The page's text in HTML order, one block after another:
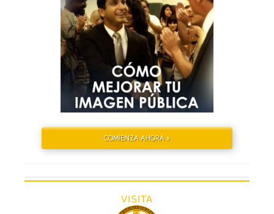
COMIENZA AHORA »
VISITA